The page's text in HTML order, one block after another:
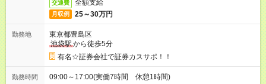
交通費 全額支給
月収例 25～30万円
勤務地
東京都豊島区
池袋駅から徒歩5分
有名☆証券会社で証券カスサポ！！
勤務時間 09:00～17:00(実働7時間 休憩1時間)